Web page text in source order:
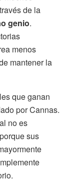
de la
genio.
menos
mantener la
que ganan
por Cannas.
no es
sus